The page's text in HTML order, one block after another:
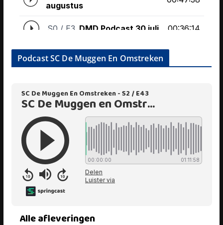
Podcast SC De Muggen En Omstreken